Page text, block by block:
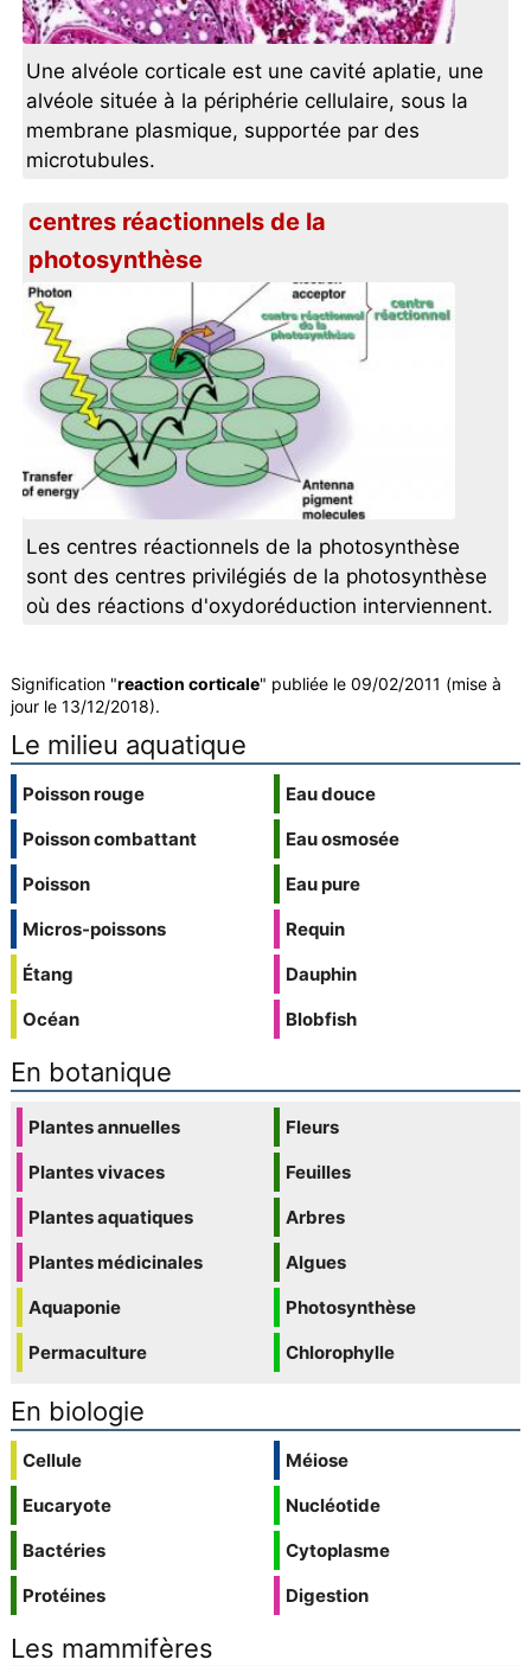
Une alvéole corticale est une cavité aplatie, une
alvéole située à la périphérie cellulaire, sous la
membrane plasmique, supportée par des
microtubules.
centres réactionnels de la
photosynthèse
Les centres réactionnels de la photosynthèse
sont des centres privilégiés de la photosynthèse
où des réactions d'oxydoréduction interviennent.
Signification "reaction corticale" publiée le 09/02/2011 (mise à
jour le 13/12/2018).
Le milieu aquatique
Poisson rouge
Poisson combattant
Poisson
Micros-poissons
Étang
Océan
Eau douce
Eau osmosée
Eau pure
Requin
Dauphin
Blobfish
En botanique
Plantes annuelles
Plantes vivaces
Plantes aquatiques
Plantes médicinales
Aquaponie
Permaculture
Fleurs
Feuilles
Arbres
Algues
Photosynthèse
Chlorophylle
En biologie
Cellule
Eucaryote
Bactéries
Protéines
Méiose
Nucléotide
Cytoplasme
Digestion
Les mammifères